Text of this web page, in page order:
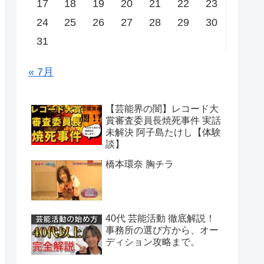
17 18 19 20 21 22
23
24
25 26 27 28 29
30
31
« 7月
【芸能界の闇】レコード大
賞審査委員長焼死事件 実話
未解決 阿子島たけし【体験
談】
橋本環奈 胸チラ
40代 芸能活動 徹底解説！
事務所の選び方から、オー
ディション攻略まで。